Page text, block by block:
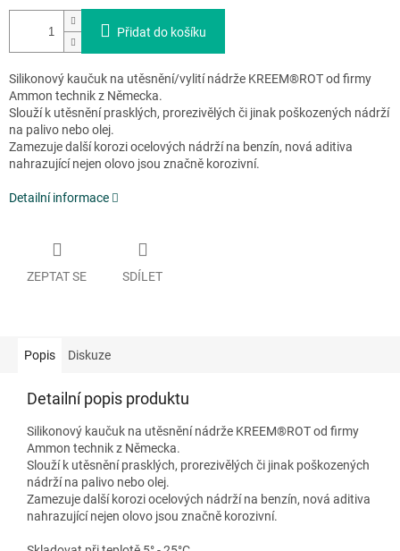
Přidat do košíku
Silikonový kaučuk na utěsnění/vylití nádrže KREEM®ROT od firmy
Ammon technik z Německa.
Slouží k utěsnění prasklých, prorezivělých či jinak poškozených nádrží
na palivo nebo olej.
Zamezuje další korozi ocelových nádrží na benzín, nová aditiva
nahrazující nejen olovo jsou značně korozivní.
Detailní informace
ZEPTAT SE SDÍLET
Popis Diskuze
Detailní popis produktu
Silikonový kaučuk na utěsnění nádrže KREEM®ROT od firmy
Ammon technik z Německa.
Slouží k utěsnění prasklých, prorezivělých či jinak poškozených
nádrží na palivo nebo olej.
Zamezuje další korozi ocelových nádrží na benzín, nová aditiva
nahrazující nejen olovo jsou značně korozivní.